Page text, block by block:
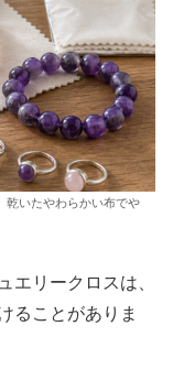
乾いたやわらかい布でや
エリークロスは、
ることがありま